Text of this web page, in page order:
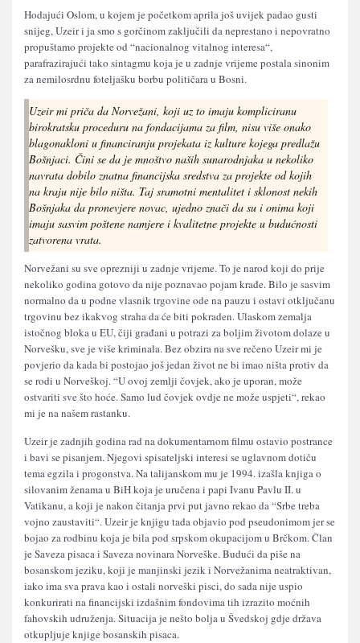
Hodajući Oslom, u kojem je početkom aprila još uvijek padao gusti
snijeg, Uzeir i ja smo s gorčinom zaključili da neprestano i nepovratno
propuštamo projekte od “nacionalnog vitalnog interesa“,
parafrazirajući tako sintagmu koja je u zadnje vrijeme postala sinonim
za nemilosrdnu foteljašku borbu političara u Bosni.
Uzeir mi priča da Norvežani, koji uz to imaju kompliciranu
birokratsku proceduru na fondacijama za film, nisu više onako
blagonakloni u financiranju projekata iz kulture kojega predlažu
Bošnjaci. Čini se da je mnoštvo naših sunarodnjaka u nekoliko
navrata dobilo znatna financijska sredstva za projekte od kojih
na kraju nije bilo ništa. Taj sramotni mentalitet i sklonost nekih
Bošnjaka da pronevjere novac, ujedno znači da su i onima koji
imaju sasvim poštene namjere i kvalitetne projekte u budućnosti
zatvorena vrata.
Norvežani su sve oprezniji u zadnje vrijeme. To je narod koji do prije
nekoliko godina gotovo da nije poznavao pojam krađe. Bilo je sasvim
normalno da u podne vlasnik trgovine ode na pauzu i ostavi otključanu
trgovinu bez ikakvog straha da će biti pokraden. Ulaskom zemalja
istočnog bloka u EU, čiji građani u potrazi za boljim životom dolaze u
Norvešku, sve je više kriminala. Bez obzira na sve rečeno Uzeir mi je
povjerio da kada bi postojao još jedan život ne bi imao ništa protiv da
se rodi u Norveškoj. “U ovoj zemlji čovjek, ako je uporan, može
ostvariti sve što hoće. Samo lud čovjek ovdje ne može uspjeti“, rekao
mi je na našem rastanku.
Uzeir je zadnjih godina rad na dokumentarnom filmu ostavio postrance
i bavi se pisanjem. Njegovi spisateljski interesi se uglavnom dotiču
tema egzila i progonstva. Na talijanskom mu je 1994. izašla knjiga o
silovanim ženama u BiH koja je uručena i papi Ivanu Pavlu II. u
Vatikanu, a koji je nakon čitanja prvi put javno rekao da “Srbe treba
vojno zaustaviti“. Uzeir je knjigu tada objavio pod pseudonimom jer se
bojao za rodbinu koja je bila pod srpskom okupacijom u Brčkom. Član
je Saveza pisaca i Saveza novinara Norveške. Budući da piše na
bosanskom jeziku, koji je manjinski jezik i Norvežanima neatraktivan,
iako ima sva prava kao i ostali norveški pisci, do sada nije uspio
konkurirati na financijski izdašnim fondovima tih izrazito moćnih
fahovskih udruženja. Situacija je nešto bolja u Švedskoj gdje država
otkupljuje knjige bosanskih pisaca.